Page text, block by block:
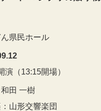
県民ホール
演（13:15開場）
田 一樹
山形交響楽団